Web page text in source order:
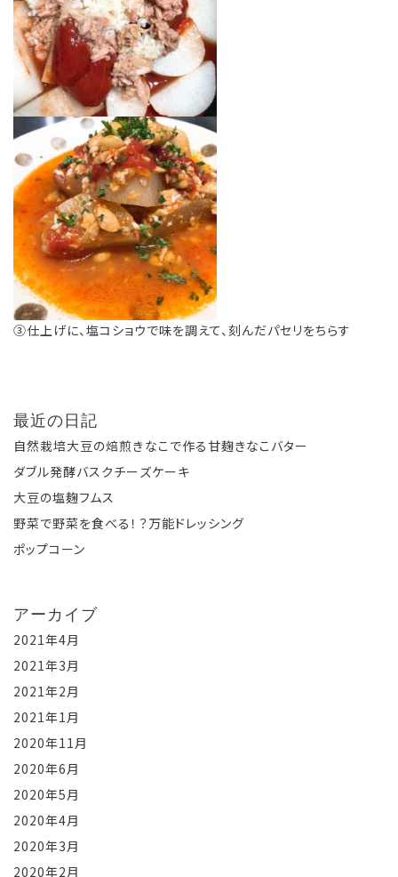
③仕上げに、塩コショウで味を調えて、刻んだパセリをちらす
最近の日記
自然栽培大豆の焙煎きなこで作る甘麹きなこバター
ダブル発酵バスクチーズケーキ
大豆の塩麹フムス
野菜で野菜を食べる！？万能ドレッシング
ポップコーン
アーカイブ
2021年4月
2021年3月
2021年2月
2021年1月
2020年11月
2020年6月
2020年5月
2020年4月
2020年3月
2020年2月